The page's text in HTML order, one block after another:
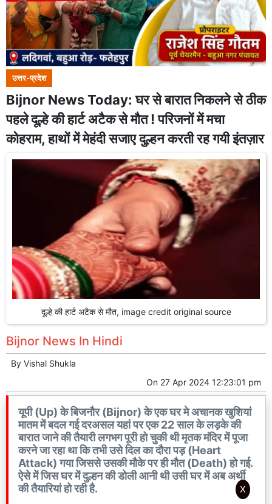
उत्तर-प्रदेश
Bijnor News Today: घर से बारात निकलने से ठीक
पहले दूल्हे की हार्ट अटैक से मौत ! परिजनों में मचा
कोहराम, हाथों में मेहंदी सजाए दुल्हन करती रह गयी इंतज़ार
दूल्हे की हार्ट अटैक से मौत, image credit original source
Bijnor News In Hindi
By Vishal Shukla
On 27 Apr 2024 12:23:01 pm
यूपी (Up) के बिजनौर (Bijnor) के एक घर मे अचानक खुशियां
मातम में बदल गई दरअसल यहां पर एक 22 साल के लड़के की
बारात जाने की तैयारी लगभग पूरी हो चुकी थी मृतक मंदिर में पूजा
करने जा रहा था कि तभी उसे दिल का दौरा पड़ (Heart
Attack) गया जिससे उसकी मौके पर ही मौत (Death) हो गई.
ऐसे में जिस घर में दुल्हन की डोली आनी थी उसी घर में अब अर्थी
की तैयारियां हो रही है.
X